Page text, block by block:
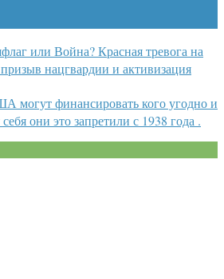
или Война? Красная тревога на
нацгвардии и активизация
могут финансировать кого угодно и
они это запретили с 1938 года .